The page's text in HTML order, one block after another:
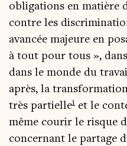
obli­ga­tions en matière
contre les
avan­cée majeure en
à tout pour tous »,
dans le monde du
après, la
très par­tielle1 et le
même cou­rir le risque
concer­nant le par­tage